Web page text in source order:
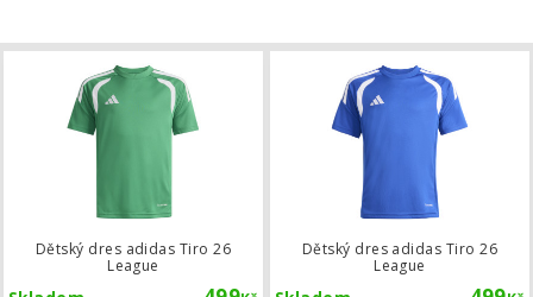
Dětský dres adidas Tiro 26
League
Dětský dres adidas Tiro 26
League